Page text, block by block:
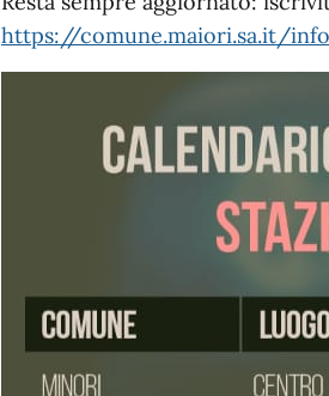
https://comune.maiori.sa.it/